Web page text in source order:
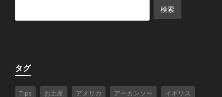
タグ
Tips お土産 アメリカ アーカンソー イギリス